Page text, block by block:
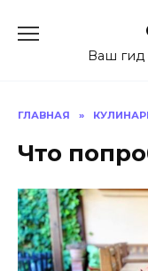
содержаниюВаш гид
ГЛАВНАЯ »
Что